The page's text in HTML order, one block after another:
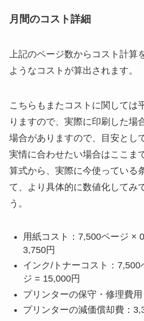
月間のコスト詳細
上記のページ数からコスト計算
ようなコストが算出されます。
こちらもまたコストに関しては
りますので、実際に印刷した場
場合がありますので、目安とし
実情に合わせたい場合はここま
算式から、実際に今使っている
て、より具体的に数値化してみ
う。
用紙コスト：7,500ページ ×
3,750円
インク/トナーコスト：
ジ = 15,000円
プリンターの保守・修理費
プリンターの減価償却費：